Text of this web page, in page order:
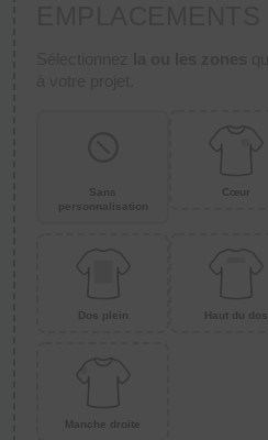
Sans
personnalisation
Cœur
Dos plein Haut du dos
Manche droite